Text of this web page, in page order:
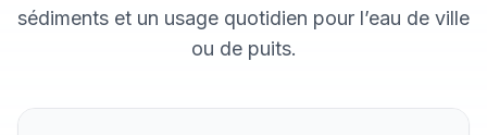
sédiments et un usage quotidien pour l’eau de ville
ou de puits.